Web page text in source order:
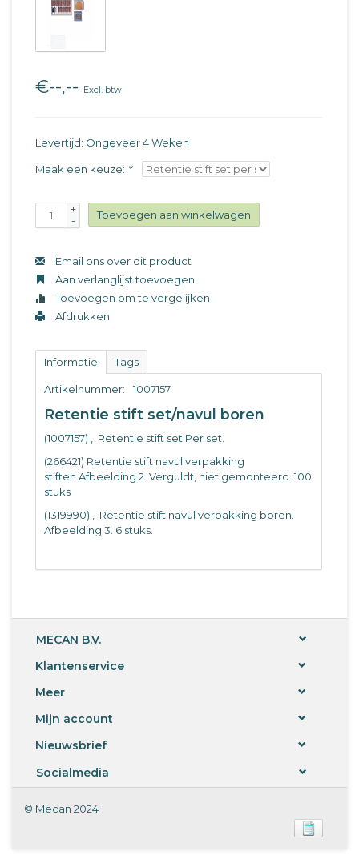
€--,-- Excl. btw
Levertijd: Ongeveer 4 Weken
Maak een keuze: *
+
-
Toevoegen aan winkelwagen
Email ons over dit product
Aan verlanglijst toevoegen
Toevoegen om te vergelijken
Afdrukken
Informatie Tags
Artikelnummer: 1007157
Retentie stift set/navul boren
(1007157) ‚ Retentie stift set Per set.
(266421) Retentie stift navul verpakking
stiften.Afbeelding 2. Verguldt, niet gemonteerd. 100
stuks
(1319990) ‚ Retentie stift navul verpakking boren.
Afbeelding 3. 6 stuks.
MECAN B.V.
Klantenservice
Meer
Mijn account
Nieuwsbrief
Socialmedia